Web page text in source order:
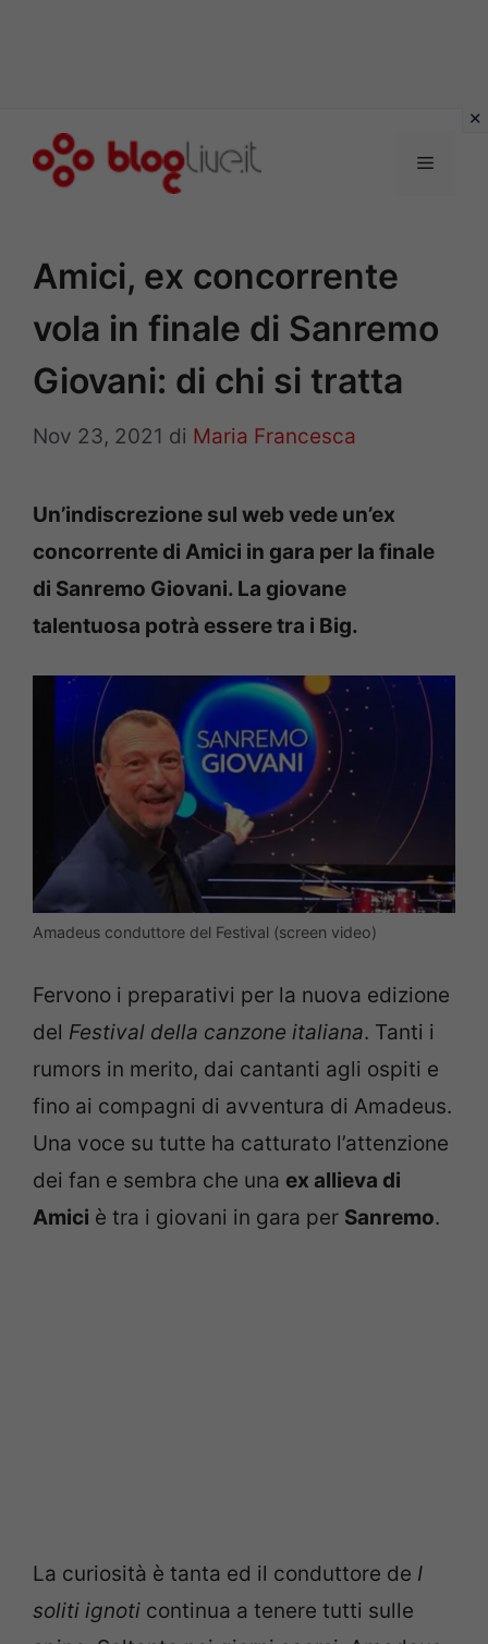
Menu
Amici, ex concorrente
vola in finale di Sanremo
Giovani: di chi si tratta
Nov 23, 2021 di Maria Francesca
Un’indiscrezione sul web vede un’ex
concorrente di Amici in gara per la finale
di Sanremo Giovani. La giovane
talentuosa potrà essere tra i Big.
Amadeus conduttore del Festival (screen video)
Fervono i preparativi per la nuova edizione
del Festival della canzone italiana. Tanti i
rumors in merito, dai cantanti agli ospiti e
fino ai compagni di avventura di Amadeus.
Una voce su tutte ha catturato l’attenzione
dei fan e sembra che una ex allieva di
Amici è tra i giovani in gara per Sanremo.
La curiosità è tanta ed il conduttore de I
soliti ignoti continua a tenere tutti sulle